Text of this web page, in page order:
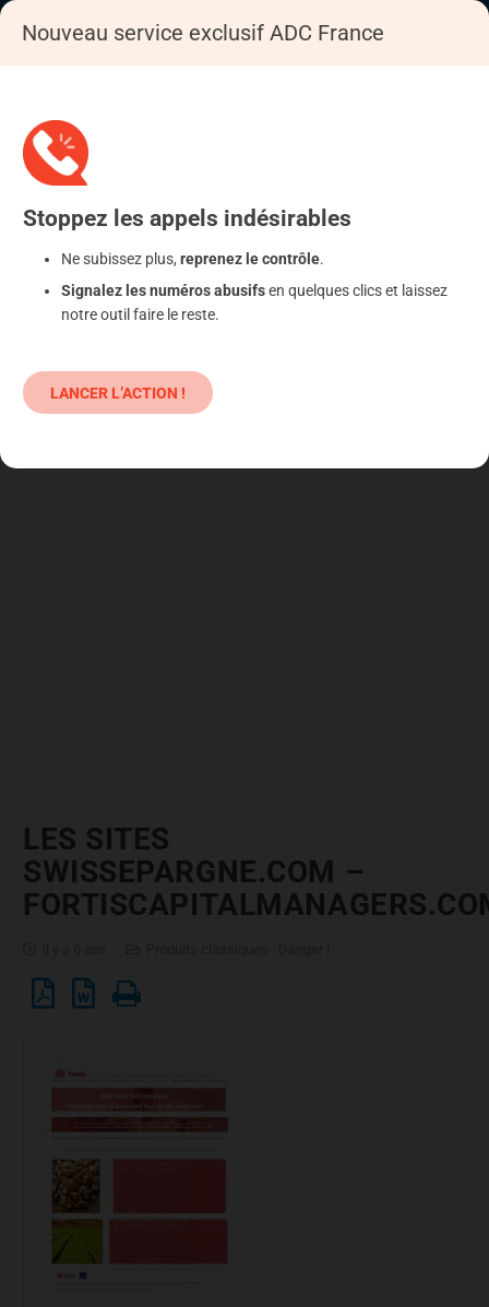
LES SITES
SWISSEPARGNE.COM –
Nouveau service exclusif ADC France
Stoppez les appels indésirables
Ne subissez plus, reprenez le contrôle.
Signalez les numéros abusifsen quelques clics et laissez
notre outil faire le reste.
LANCER L’ACTION !